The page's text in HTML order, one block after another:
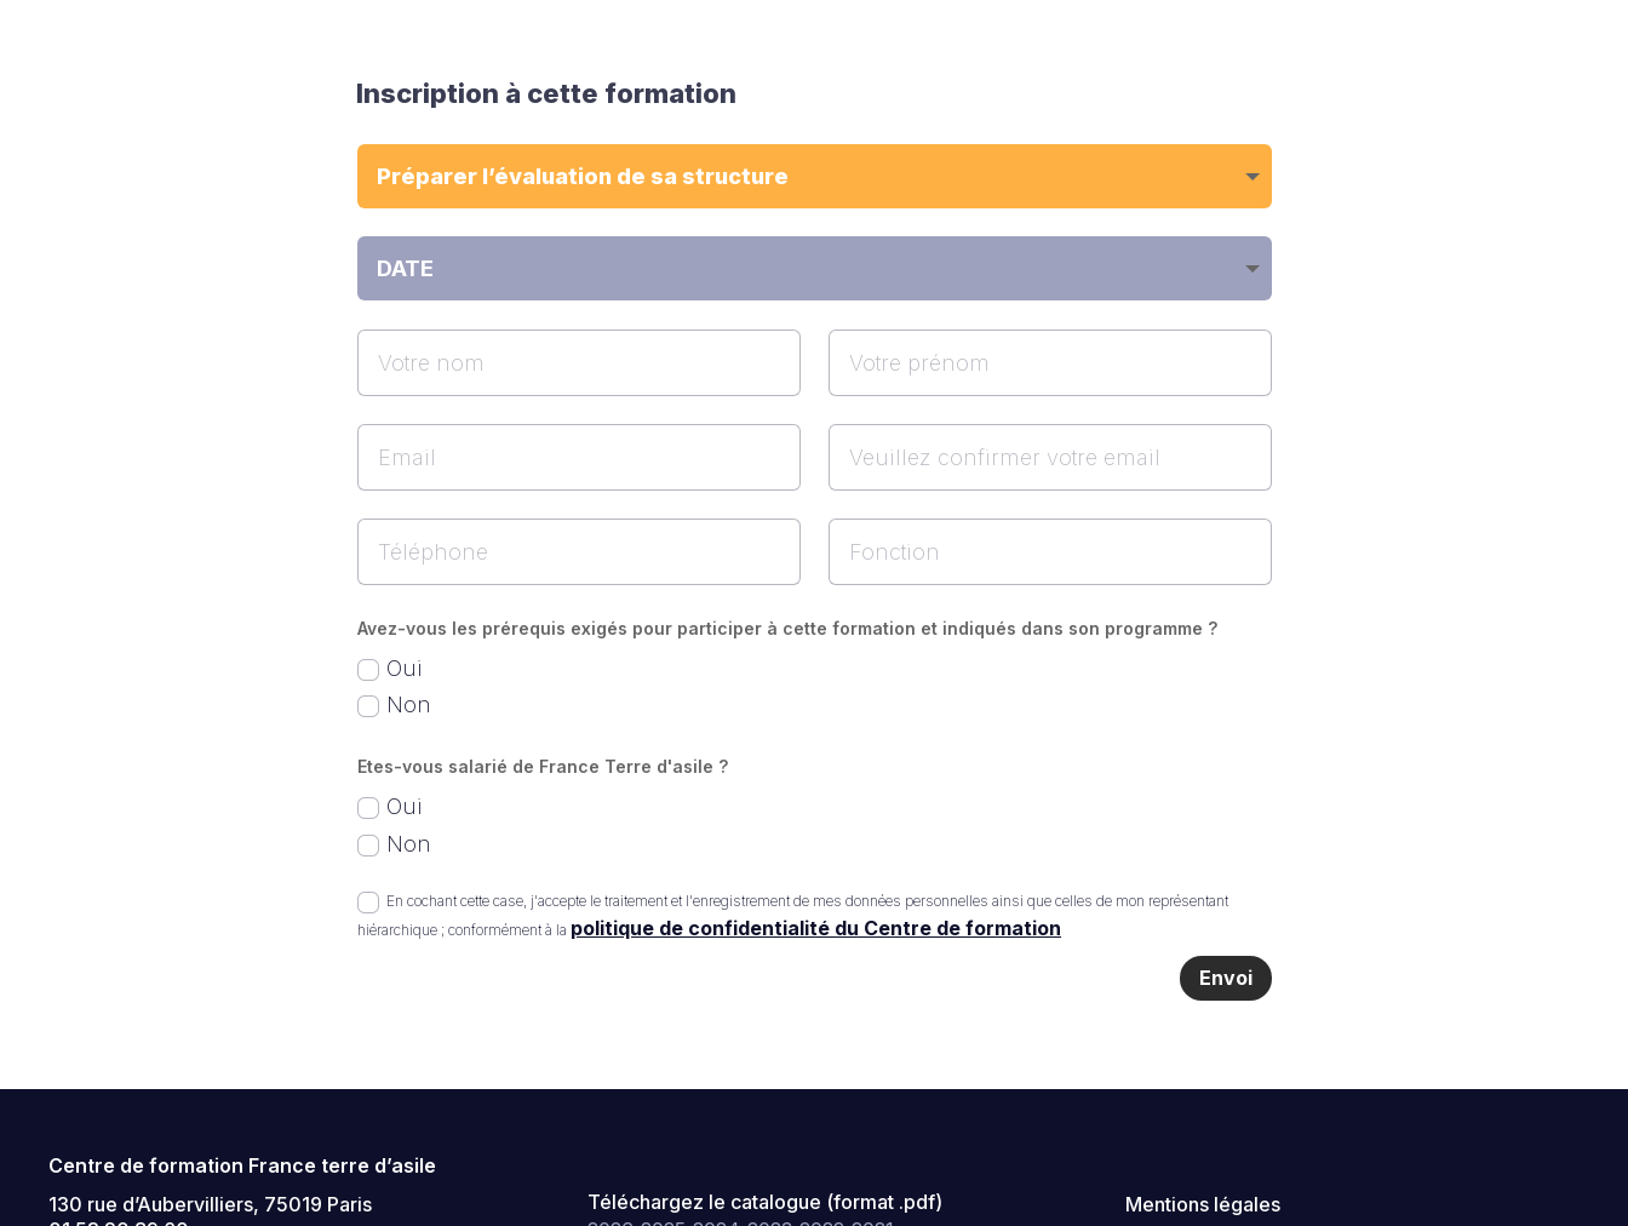
Inscription à cette formation
Avez-vous les prérequis exigés pour participer à cette formation et indiqués dans son programme ?
Oui
Non
Etes-vous salarié de France Terre d'asile ?
Oui
Non
En cochant cette case, j'accepte le traitement et l'enregistrement de mes données personnelles ainsi que celles de mon représentant
hiérarchique ; conformément à la politique de confidentialité du Centre de formation
Envoi
Centre de formation France terre d’asile
130 rue d’Aubervilliers, 75019 Paris
Téléchargez le catalogue (format .pdf)
Mentions légales